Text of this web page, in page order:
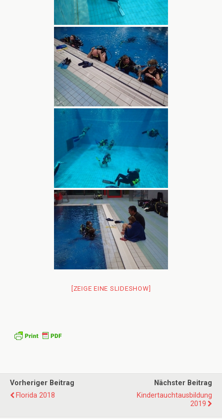
[ZEIGE EINE SLIDESHOW]
Vorheriger Beitrag
Florida 2018
Nächster Beitrag
Kindertauchtausbildung
2019